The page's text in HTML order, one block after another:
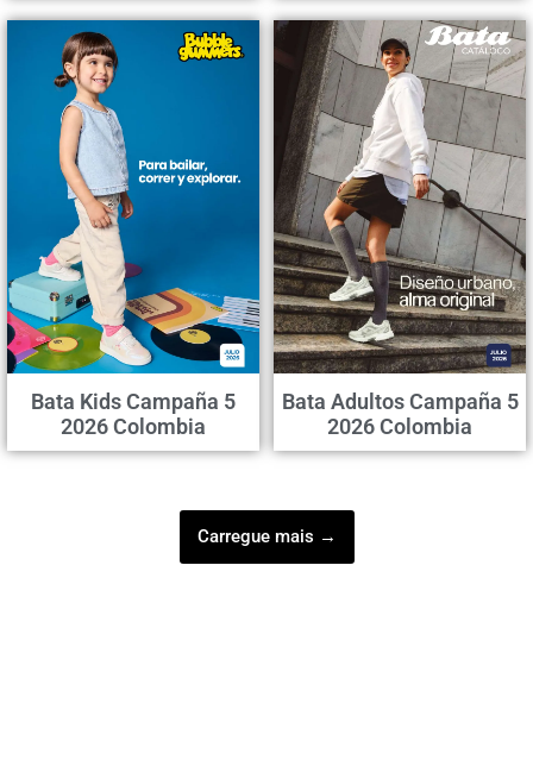
Bata Kids Campaña 5
2026 Colombia
Bata Adultos Campaña 5
2026 Colombia
Carregue mais →